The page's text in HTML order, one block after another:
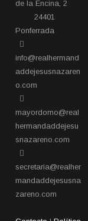
de la Encina, 2
24401
Ponferrada​
info@realhermand
addejesusnazaren
o.com
mayordomo@real
hermandaddejesu
snazareno.com
secretaria@realher
mandaddejesusna
zareno.com